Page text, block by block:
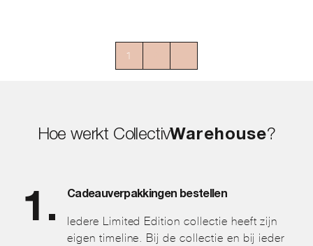
1
Hoe werkt CollectivWarehouse?
Cadeauverpakkingen bestellen
Iedere Limited Edition collectie heeft zijn
eigen timeline. Bij de collectie en bij ieder